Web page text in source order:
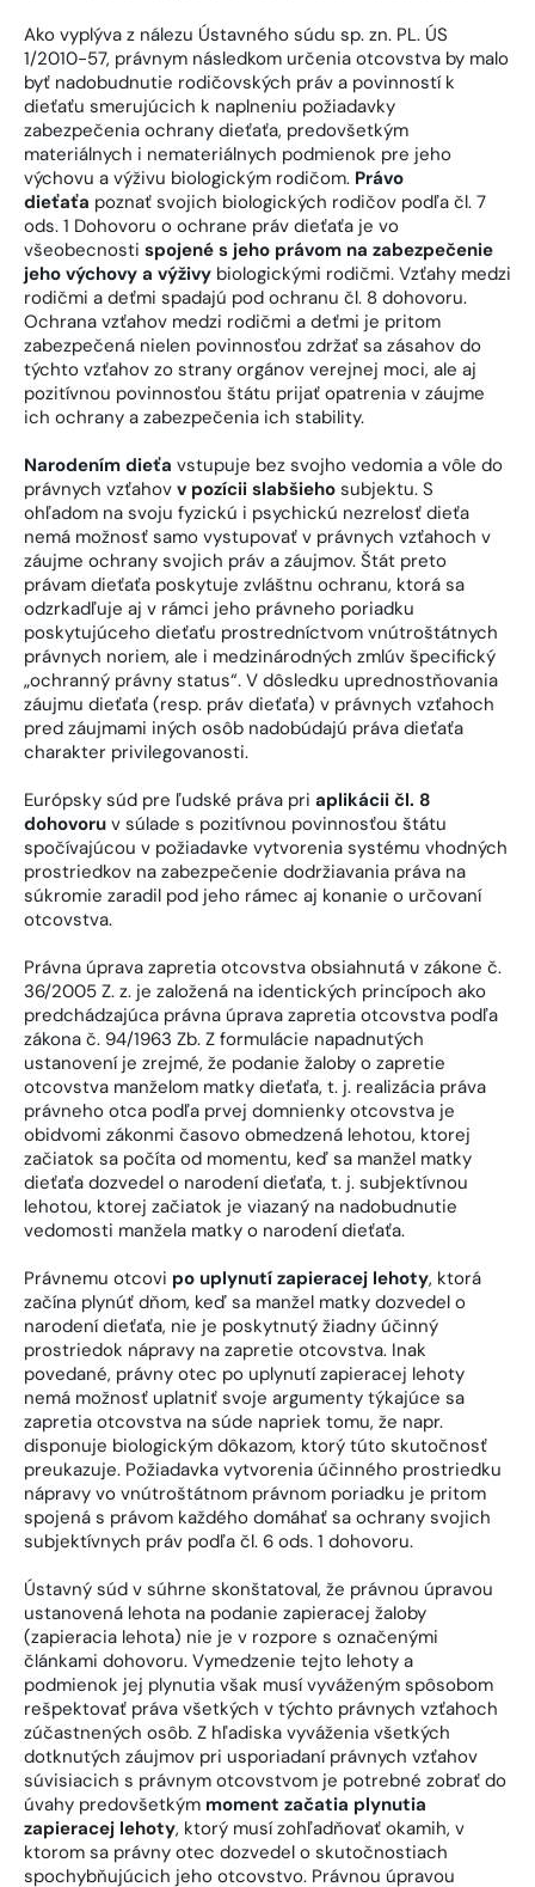
Ako vyplýva z nálezu Ústavného súdu sp. zn. PL. ÚS
1/2010-57, právnym následkom určenia otcovstva by malo
byť nadobudnutie rodičovských práv a povinností k
dieťaťu smerujúcich k naplneniu požiadavky
zabezpečenia ochrany dieťaťa, predovšetkým
materiálnych i nemateriálnych podmienok pre jeho
výchovu a výživu biologickým rodičom. Právo
dieťaťa poznať svojich biologických rodičov podľa čl. 7
ods. 1 Dohovoru o ochrane práv dieťaťa je vo
všeobecnosti spojené s jeho právom na zabezpečenie
jeho výchovy a výživy biologickými rodičmi. Vzťahy medzi
rodičmi a deťmi spadajú pod ochranu čl. 8 dohovoru.
Ochrana vzťahov medzi rodičmi a deťmi je pritom
zabezpečená nielen povinnosťou zdržať sa zásahov do
týchto vzťahov zo strany orgánov verejnej moci, ale aj
pozitívnou povinnosťou štátu prijať opatrenia v záujme
ich ochrany a zabezpečenia ich stability.
Narodením dieťa vstupuje bez svojho vedomia a vôle do
právnych vzťahov v pozícii slabšieho subjektu. S
ohľadom na svoju fyzickú i psychickú nezrelosť dieťa
nemá možnosť samo vystupovať v právnych vzťahoch v
záujme ochrany svojich práv a záujmov. Štát preto
právam dieťaťa poskytuje zvláštnu ochranu, ktorá sa
odzrkadľuje aj v rámci jeho právneho poriadku
poskytujúceho dieťaťu prostredníctvom vnútroštátnych
právnych noriem, ale i medzinárodných zmlúv špecifický
„ochranný právny status“. V dôsledku uprednostňovania
záujmu dieťaťa (resp. práv dieťaťa) v právnych vzťahoch
pred záujmami iných osôb nadobúdajú práva dieťaťa
charakter privilegovanosti.
Európsky súd pre ľudské práva pri aplikácii čl. 8
dohovoru v súlade s pozitívnou povinnosťou štátu
spočívajúcou v požiadavke vytvorenia systému vhodných
prostriedkov na zabezpečenie dodržiavania práva na
súkromie zaradil pod jeho rámec aj konanie o určovaní
otcovstva.
Právna úprava zapretia otcovstva obsiahnutá v zákone č.
36/2005 Z. z. je založená na identických princípoch ako
predchádzajúca právna úprava zapretia otcovstva podľa
zákona č. 94/1963 Zb. Z formulácie napadnutých
ustanovení je zrejmé, že podanie žaloby o zapretie
otcovstva manželom matky dieťaťa, t. j. realizácia práva
právneho otca podľa prvej domnienky otcovstva je
obidvomi zákonmi časovo obmedzená lehotou, ktorej
začiatok sa počíta od momentu, keď sa manžel matky
dieťaťa dozvedel o narodení dieťaťa, t. j. subjektívnou
lehotou, ktorej začiatok je viazaný na nadobudnutie
vedomosti manžela matky o narodení dieťaťa.
Právnemu otcovi po uplynutí zapieracej lehoty, ktorá
začína plynúť dňom, keď sa manžel matky dozvedel o
narodení dieťaťa, nie je poskytnutý žiadny účinný
prostriedok nápravy na zapretie otcovstva. Inak
povedané, právny otec po uplynutí zapieracej lehoty
nemá možnosť uplatniť svoje argumenty týkajúce sa
zapretia otcovstva na súde napriek tomu, že napr.
disponuje biologickým dôkazom, ktorý túto skutočnosť
preukazuje. Požiadavka vytvorenia účinného prostriedku
nápravy vo vnútroštátnom právnom poriadku je pritom
spojená s právom každého domáhať sa ochrany svojich
subjektívnych práv podľa čl. 6 ods. 1 dohovoru.
Ústavný súd v súhrne skonštatoval, že právnou úpravou
ustanovená lehota na podanie zapieracej žaloby
(zapieracia lehota) nie je v rozpore s označenými
článkami dohovoru. Vymedzenie tejto lehoty a
podmienok jej plynutia však musí vyváženým spôsobom
rešpektovať práva všetkých v týchto právnych vzťahoch
zúčastnených osôb. Z hľadiska vyváženia všetkých
dotknutých záujmov pri usporiadaní právnych vzťahov
súvisiacich s právnym otcovstvom je potrebné zobrať do
úvahy predovšetkým moment začatia plynutia
zapieracej lehoty, ktorý musí zohľadňovať okamih, v
ktorom sa právny otec dozvedel o skutočnostiach
spochybňujúcich jeho otcovstvo. Právnou úpravou